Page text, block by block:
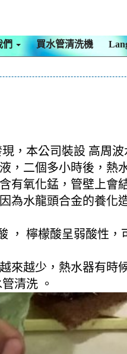
們 買水管清洗機
，本公司裝設 高周
，二個多小時後，熱
有氧化錳，管壁上會
為水龍頭合金的養化
， 檸檬酸呈弱酸性
來越少，熱水器有時
清洗 。